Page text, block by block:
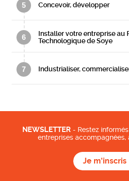
5 Concevoir, développer
6
Installer votre entreprise au
Technologique de Soye
7 Industrialiser,
NEWSLETTER - Restez
entreprises accompagnées,
Je m'inscris